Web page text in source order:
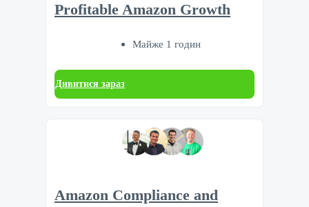
Profitable Amazon Growth
Майже 1 годин
Дивитися зараз
Amazon Compliance and